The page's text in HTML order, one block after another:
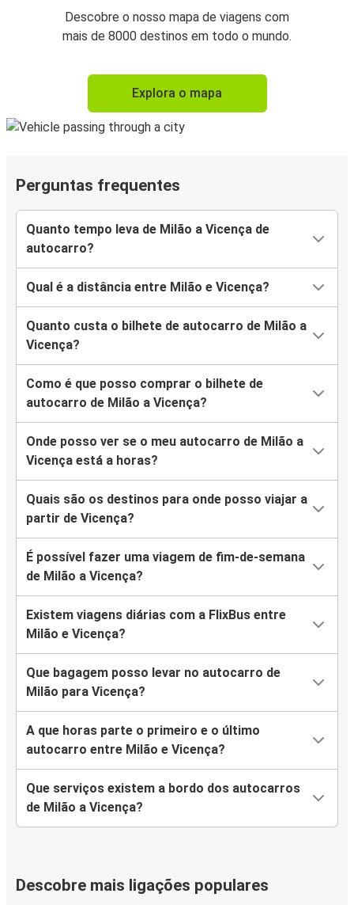
Descobre o nosso mapa de viagens com
mais de 8000 destinos em todo o mundo.
Explora o mapa
Perguntas frequentes
Quanto tempo leva de Milão a Vicença de
autocarro?
Qual é a distância entre Milão e Vicença?
Quanto custa o bilhete de autocarro de Milão a
Vicença?
Como é que posso comprar o bilhete de
autocarro de Milão a Vicença?
Onde posso ver se o meu autocarro de Milão a
Vicença está a horas?
Quais são os destinos para onde posso viajar a
partir de Vicença?
É possível fazer uma viagem de fim-de-semana
de Milão a Vicença?
Existem viagens diárias com a FlixBus entre
Milão e Vicença?
Que bagagem posso levar no autocarro de
Milão para Vicença?
A que horas parte o primeiro e o último
autocarro entre Milão e Vicença?
Que serviços existem a bordo dos autocarros
de Milão a Vicença?
Descobre mais ligações populares